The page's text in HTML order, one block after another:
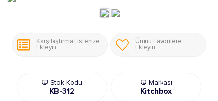
Karşılaştırma Listenize
Ekleyin
Ürünü Favorilere
Ekleyin
Stok Kodu
KB-312
Markası
Kitchbox